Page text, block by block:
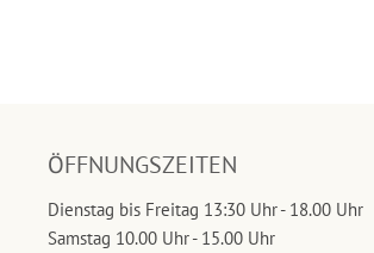
ÖFFNUNGSZEITEN
Dienstag bis Freitag 13:30 Uhr - 18.00 Uhr
Samstag 10.00 Uhr - 15.00 Uhr